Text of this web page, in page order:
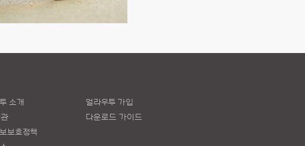
소개
보호정책
얼라우투 가입
다운로드 가이드